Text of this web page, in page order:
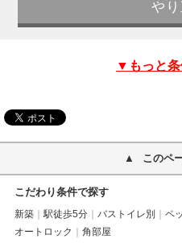
▼もっと
このペ
こだわり条件で探す
新築 駅徒歩5分 バストイレ別 ペ
オートロック
角部屋